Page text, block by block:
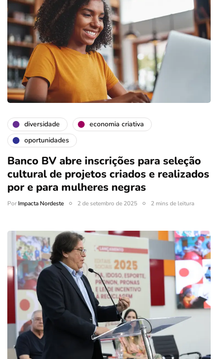
diversidade
economia criativa
oportunidades
Banco BV abre inscrições para seleção
cultural de projetos criados e realizados
por e para mulheres negras
PorImpacta Nordeste 2 de setembro de 2025 2 mins de leitura